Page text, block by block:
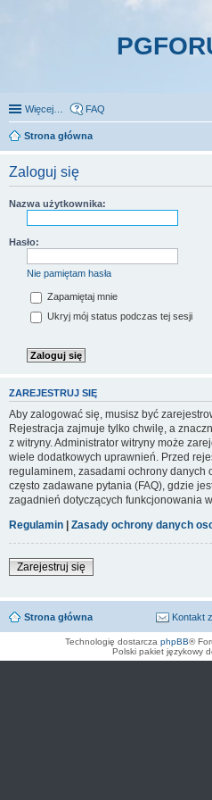
Więcej… FAQ
Strona główna
Zaloguj się
Nazwa użytkownika:
Hasło:
Nie pamiętam hasła
Zapamiętaj mnie
Ukryj mój status podczas tej sesji
ZAREJESTRUJ SIĘ
Aby zalogować się, musisz być
Rejestracja zajmuje tylko chwilę, a
z witryny. Administrator witryny może
wiele dodatkowych uprawnień. Przed
regulaminem, zasadami ochrony danych
często zadawane pytania (FAQ), gdzie
zagadnień dotyczących funkcjonowania
Regulamin | Zasady ochrony danych
Zarejestruj się
Strona główna Kontakt
Technologię dostarcza phpBB®
Polski pakiet językowy